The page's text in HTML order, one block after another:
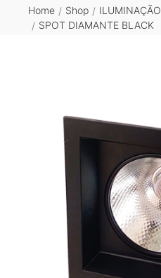
Home / Shop / ILUMINAÇÃO
/ SPOT DIAMANTE BLACK